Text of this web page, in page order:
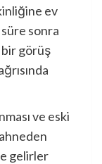
ev
sonra
bir görüş
ve eski
gelirler